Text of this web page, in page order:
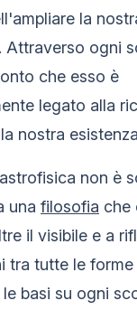
la
Attraverso ogni
che esso è
legato alla
nostra
non è
una filosofia che
il visibile e a
tra tutte le forme
basi su ogni